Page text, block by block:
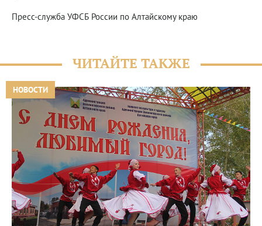
Пресс-служба УФСБ России по Алтайскому краю
ЧИТАЙТЕ ТАКЖЕ
НОВОСТИ